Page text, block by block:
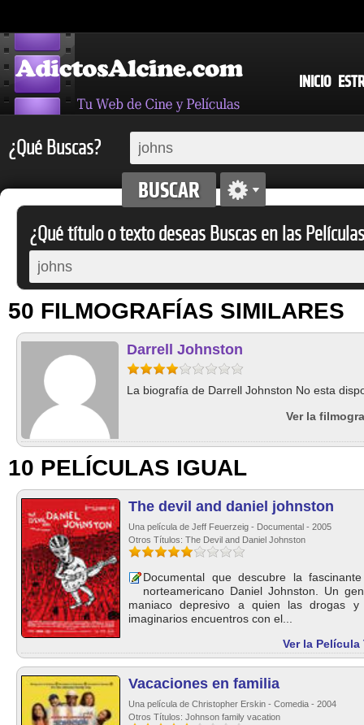
INICIO
¿Qué Buscas?
¿Qué título o texto deseas Buscas en las
50 FILMOGRAFÍAS SIMILARES
Darrell Johnston
La biografía de Darrell Johnston No esta
Ver la
10 PELÍCULAS IGUAL
The devil and daniel johnston
Una película de Jeff Feuerzeig - Documental - 2005
Otros Títulos: The Devil and Daniel Johnston
Documental que descubre la
norteamericano Daniel Johnston. Un
maniaco depresivo a quien las drogas
imaginarios encuentros con el...
Ver la
Vacaciones en familia
Una película de Christopher Erskin - Comedia - 2004
Otros Títulos: Johnson family vacation